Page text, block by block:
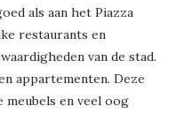
als aan het Piazza
restaurants en
van de stad.
appartementen. Deze
en veel oog